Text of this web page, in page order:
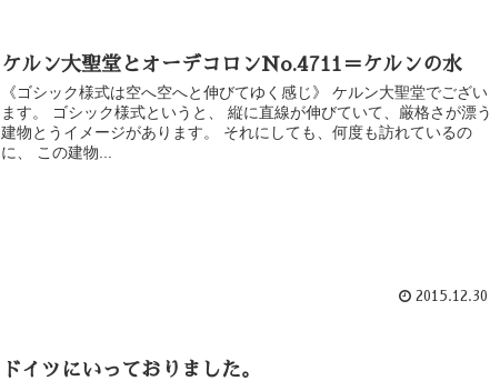
ケルン大聖堂とオーデコロンNo.4711＝ケルンの水
《ゴシック様式は空へ空へと伸びてゆく感じ》 ケルン大聖堂でござい
ます。 ゴシック様式というと、 縦に直線が伸びていて、厳格さが漂う
建物とうイメージがあります。 それにしても、何度も訪れているの
に、 この建物...
2015.12.30
ドイツにいっておりました。